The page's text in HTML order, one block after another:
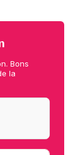
Bons
la